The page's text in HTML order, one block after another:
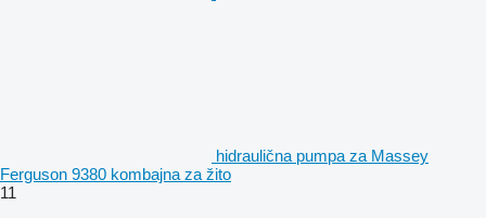
hidraulična pumpa za Massey
Ferguson 9380 kombajna za žito
11